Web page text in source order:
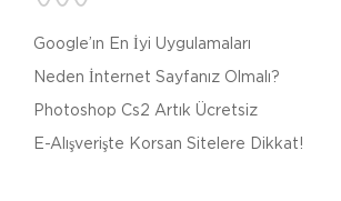
Google’ın En İyi Uygulamaları
Neden İnternet Sayfanız Olmalı?
Photoshop Cs2 Artık Ücretsiz
E-Alışverişte Korsan Sitelere Dikkat!